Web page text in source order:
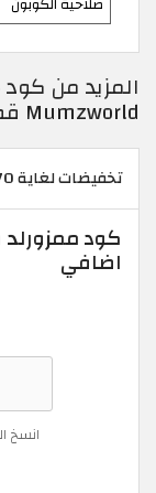
Mumzworld قطر بقيمة 10%
تخفيضات لغاية 70% + كوبون 10%
اضافي
انسخ